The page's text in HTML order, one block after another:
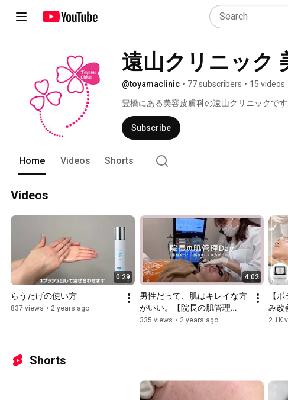
遠山クリニック
@toyamaclinic • 77 subscribers • 15 videos
豊橋にある美容皮膚科の遠山クリニックです
Subscribe
Home Videos Shorts
Videos
0:29
らうたげの使い方
837 views • 2 years ago
4:02
男性だって、肌はキレイな方
がいい。【院長の肌管理
Day】
335 views • 2 years ago
【
み改
2.1K
Shorts